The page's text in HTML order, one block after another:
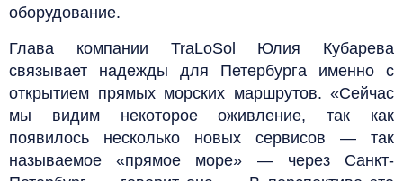
оборудование.
Глава компании TraLoSol Юлия Кубарева
связывает надежды для Петербурга именно с
открытием прямых морских маршрутов. «Сейчас
мы видим некоторое оживление, так как
появилось несколько новых сервисов — так
называемое «прямое море» — через Санкт-